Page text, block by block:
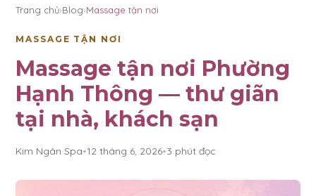
Trang chủ›Blog›Massage tận nơi
MASSAGE TẬN NƠI
Massage tận nơi Phường
Hạnh Thông — thư giãn
tại nhà, khách sạn
Kim Ngân Spa•12 tháng 6, 2026•3 phút đọc